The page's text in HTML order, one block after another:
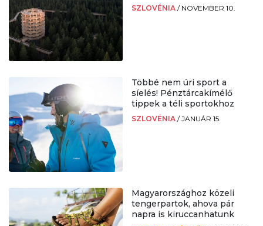
SZLOVÉNIA / NOVEMBER 10.
Többé nem úri sport a
síelés! Pénztárcakímélő
tippek a téli sportokhoz
SZLOVÉNIA /JANUÁR 15.
Magyarországhoz közeli
tengerpartok, ahova pár
napra is kiruccanhatunk